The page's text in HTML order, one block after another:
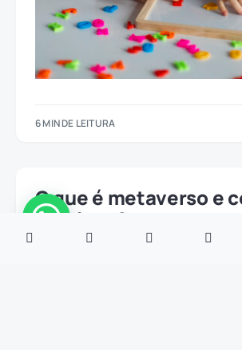
6 MIN DE LEITURA
O que é metaverso e
funciona?
17/04/2023